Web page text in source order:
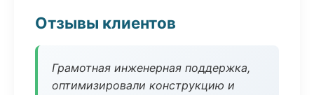
Отзывы клиентов
Грамотная инженерная поддержка,
оптимизировали конструкцию и